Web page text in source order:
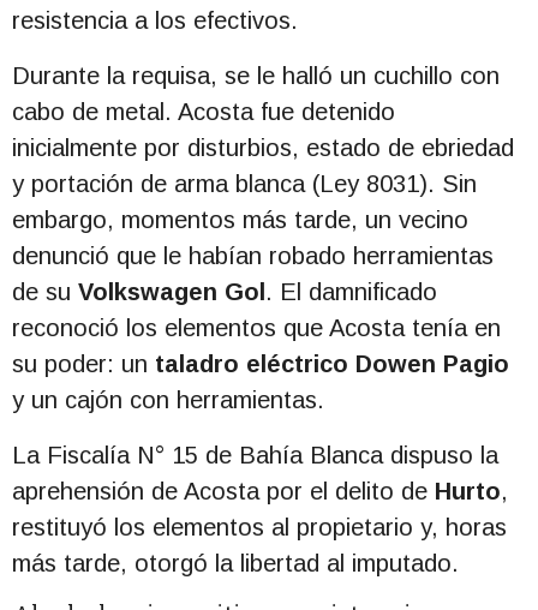
resistencia a los efectivos.
Durante la requisa, se le halló un cuchillo con
cabo de metal. Acosta fue detenido
inicialmente por disturbios, estado de ebriedad
y portación de arma blanca (Ley 8031). Sin
embargo, momentos más tarde, un vecino
denunció que le habían robado herramientas
de su Volkswagen Gol . El damnificado
reconoció los elementos que Acosta tenía en
su poder: un taladro eléctrico Dowen Pagio
y un cajón con herramientas.
La Fiscalía N° 15 de Bahía Blanca dispuso la
aprehensión de Acosta por el delito de Hurto,
restituyó los elementos al propietario y, horas
más tarde, otorgó la libertad al imputado.